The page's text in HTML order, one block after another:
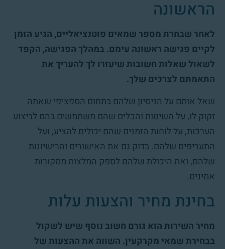
הראשונה
לאחר שבחרת מספר שמאים פוטנציאליים, הגיע הזמן
לקיים פגישה ראשונה עימם. במהלך הפגישה, הקפד
לשאול שאלות חשובות שיעזרו לך להעריך את
התאמתם לצרכים שלך.
שאל אותם על הניסיון שלהם בתחום הספציפי שאתה
זקוק לו, על השיטות והכלים שהם משתמשים בהם לביצוע
הערכות, על לוחות הזמנים שהם יכולים להציע, ועל
התעריפים שלהם. בדוק גם את האישורים והרישיונות
שלהם, ואת היכולת שלהם לספק המלצות ממקורות
אמינים.
בחינת מחיר והצעות עלות
מחיר השירות הוא גורם חשוב נוסף שיש לשקול
בבחירת שמאי מקרקעין. השווה את ההצעות של